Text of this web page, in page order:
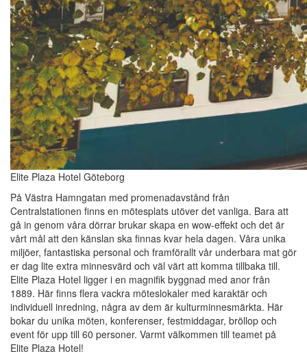
Elite Plaza Hotel Göteborg
På Västra Hamngatan med promenadavstånd från
Centralstationen finns en mötesplats utöver det vanliga. Bara att
gå in genom våra dörrar brukar skapa en wow-effekt och det är
vårt mål att den känslan ska finnas kvar hela dagen. Våra unika
miljöer, fantastiska personal och framförallt vår underbara mat gör
er dag lite extra minnesvärd och väl värt att komma tillbaka till.
Elite Plaza Hotel ligger i en magnifik byggnad med anor från
1889. Här finns flera vackra möteslokaler med karaktär och
individuell inredning, några av dem är kulturminnesmärkta. Här
bokar du unika möten, konferenser, festmiddagar, bröllop och
event för upp till 60 personer. Varmt välkommen till teamet på
Elite Plaza Hotel!‎